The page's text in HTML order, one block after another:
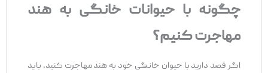
چگونه با حیوانات خانگی به هند
مهاجرت کنیم؟
اگر قصد دارید با حیوان خانگی خود به هند مهاجرت کنید، باید